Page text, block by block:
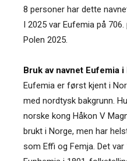
8 personer har dette
I 2025 var Eufemia på
Polen 2025.
Bruk av navnet Eufemia
Eufemia er først kjent i
med nordtysk bakgrunn.
norske kong Håkon V
brukt i Norge, men har
som Effi og Femja. Det